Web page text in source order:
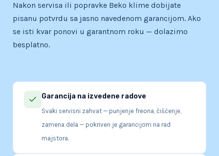
Nakon servisa ili popravke Beko klime dobijate
pisanu potvrdu sa jasno navedenom garancijom. Ako
se isti kvar ponovi u garantnom roku — dolazimo
besplatno.
Garancija na izvedene radove
Svaki servisni zahvat — punjenje freona, čišćenje,
zamena dela — pokriven je garancijom na rad
majstora.